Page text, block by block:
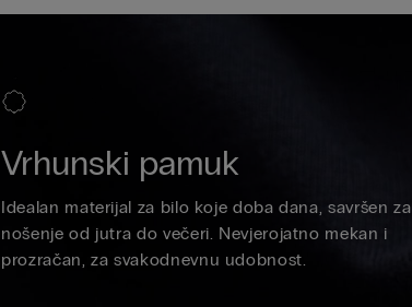
Vrhunski pamuk
Idealan materijal za bilo koje doba dana, savršen za
nošenje od jutra do večeri. Nevjerojatno mekan i
prozračan, za svakodnevnu udobnost.